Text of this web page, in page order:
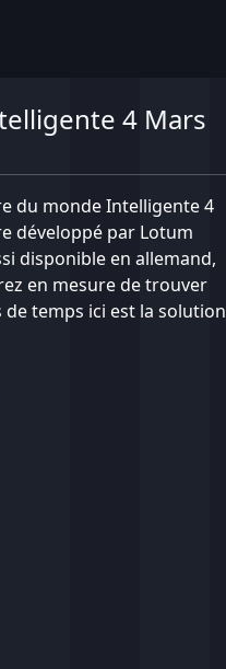
4 Mars
du monde Intelligente 4
développé par Lotum
disponible en allemand,
en mesure de trouver
temps ici est la solution